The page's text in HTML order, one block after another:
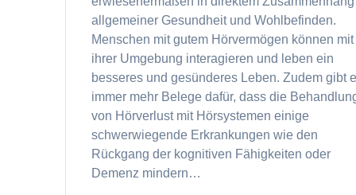
allgemeiner Gesundheit und Wohlbefinden.
Menschen mit gutem Hörvermögen können mit
ihrer Umgebung interagieren und leben ein
besseres und gesünderes Leben. Zudem gibt
immer mehr Belege dafür, dass die
von Hörverlust mit Hörsystemen einige
schwerwiegende Erkrankungen wie den
Rückgang der kognitiven Fähigkeiten oder
Demenz mindern…